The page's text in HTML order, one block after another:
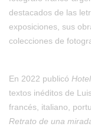
destacados de las
exposiciones, sus
colecciones de
En 2022 publicó
textos inéditos de
francés, italiano,
Retrato de una